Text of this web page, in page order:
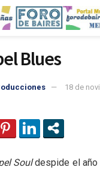
Blues
18 de
Souldespide el año